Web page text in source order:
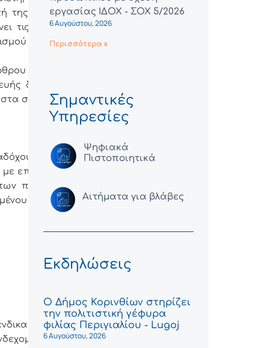
της Τεχνικών
τις τεχνικές
για το εν
72 του Ν.
δημοσίων
συμβατικά
για την
επί μέρους
ποσοστών
Φ.Π.Α.)ως
μέσα (τα
θα
εργασίας ΙΔΟΧ - ΣΟΧ 5/2026
6 Αυγούστου, 2026
Περισσότερα »
Σημαντικές
Υπηρεσίες
Ψηφιακά
Πιστοποιητικά
Αιτήματα για βλάβες
Εκδηλώσεις
Ο Δήμος Κορινθίων στηρίζει
την πολιτιστική γέφυρα
φιλίας Περιγιαλίου - Lugoj
6 Αυγούστου, 2026